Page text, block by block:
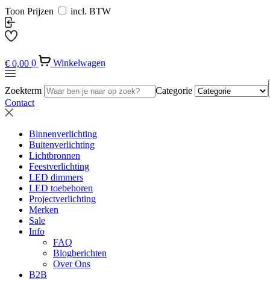
Toon Prijzen incl. BTW
€ 0,00 0 Winkelwagen
Zoekterm
Categorie
Contact
Binnenverlichting
Buitenverlichting
Lichtbronnen
Feestverlichting
LED dimmers
LED toebehoren
Projectverlichting
Merken
Sale
Info
FAQ
Blogberichten
Over Ons
B2B